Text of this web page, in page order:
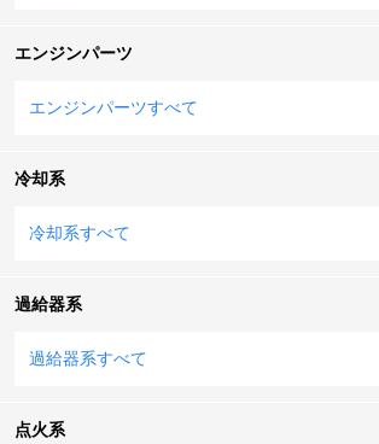
エンジンパーツ
エンジンパーツすべて
冷却系
冷却系すべて
過給器系
過給器系すべて
点火系